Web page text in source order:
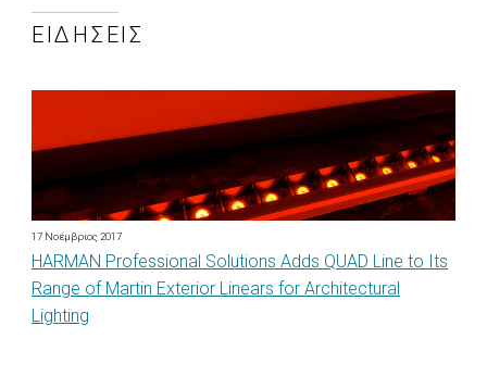
ΕΙΔΉΣΕΙΣ
17 Νοέμβριος 2017
HARMAN Professional Solutions Adds QUAD Line to Its
Range of Martin Exterior Linears for Architectural
Lighting